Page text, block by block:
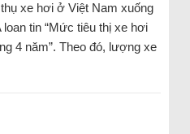
xe hơi ở Việt Nam xuống
tin “Mức tiêu thị xe hơi
4 năm”. Theo đó, lượng xe